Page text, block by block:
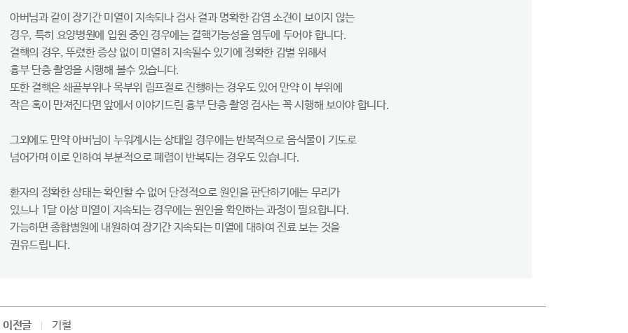
아버님과 같이 장기간 미열이 지속되나 검사 결과 명확한 감염 소견이 보이지 않는
경우, 특히 요양병원에 입원 중인 경우에는 결핵가능성을 염두에 두어야 합니다.
결핵의 경우, 뚜렸한 증상 없이 미열히 지속될수 있기에 정확한 감별 위해서
흉부 단층 촬영을 시행해 볼수 있습니다.
또한 결핵은 쇄골부위나 목부위 림프절로 진행하는 경우도 있어 만약 이 부위에
작은 혹이 만져진다면 앞에서 이야기드린 흉부 단층 촬영 검사는 꼭 시행해 보아야 합니다.
그외에도 만약 아버님이 누워계시는 상태일 경우에는 반복적으로 음식물이 기도로
넘어가며 이로 인하여 부분적으로 폐렴이 반복되는 경우도 있습니다.
환자의 정확한 상태는 확인할 수 없어 단정적으로 원인을 판단하기에는 무리가
있느나 1달 이상 미열이 지속되는 경우에는 원인을 확인하는 과정이 필요합니다.
가능하면 종합병원에 내원하여 장기간 지속되는 미열에 대하여 진료 보는 것을
권유드립니다.
이전글 기혈